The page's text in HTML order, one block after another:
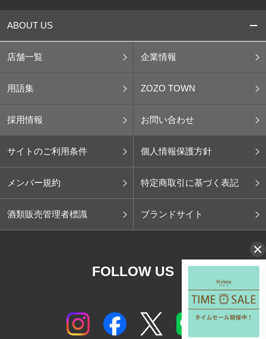
ABOUT US
店舗一覧 企業情報
用語集 ZOZO TOWN
採用情報 お問い合わせ
サイトのご利用条件 個人情報保護方針
メンバー規約 特定商取引に基づく表記
酒類販売管理者標識 ブランドサイト
FOLLOW US